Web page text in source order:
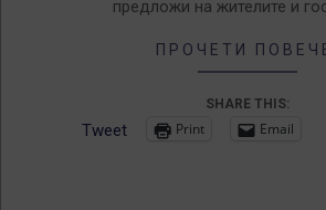
предложи на жителите и
ПРОЧЕТИ
SHARE THIS:
Tweet Print Email